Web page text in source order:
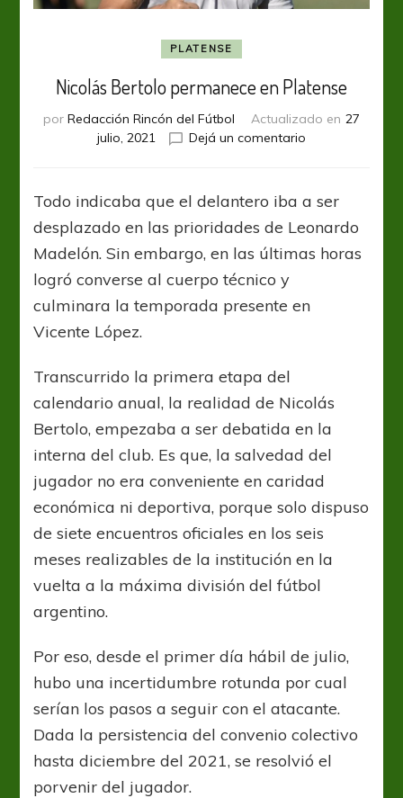
PLATENSE
Nicolás Bertolo permanece en Platense
por Redacción Rincón del Fútbol Actualizado en 27
julio, 2021
Dejá un comentario
en
Platense
Todo indicaba que el delantero iba a ser
desplazado en las prioridades de Leonardo
Madelón. Sin embargo, en las últimas horas
logró converse al cuerpo técnico y
culminara la temporada presente en
Vicente López.
Transcurrido la primera etapa del
calendario anual, la realidad de Nicolás
Bertolo, empezaba a ser debatida en la
interna del club. Es que, la salvedad del
jugador no era conveniente en caridad
económica ni deportiva, porque solo dispuso
de siete encuentros oficiales en los seis
meses realizables de la institución en la
vuelta a la máxima división del fútbol
argentino.
Por eso, desde el primer día hábil de julio,
hubo una incertidumbre rotunda por cual
serían los pasos a seguir con el atacante.
Dada la persistencia del convenio colectivo
hasta diciembre del 2021, se resolvió el
porvenir del jugador.